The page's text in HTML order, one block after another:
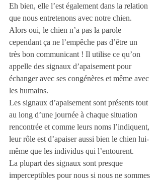
Eh bien, elle l’est également dans la relation
que nous entretenons avec notre chien.
Alors oui, le chien n’a pas la parole
cependant ça ne l’empêche pas d’être un
très bon communicant ! Il utilise ce qu’on
appelle des signaux d’apaisement pour
échanger avec ses congénères et même avec
les humains.
Les signaux d’apaisement sont présents tout
au long d’une journée à chaque situation
rencontrée et comme leurs noms l’indiquent,
leur rôle est d’apaiser aussi bien le chien lui-
même que les individus qui l’entourent.
La plupart des signaux sont presque
imperceptibles pour nous si nous ne sommes